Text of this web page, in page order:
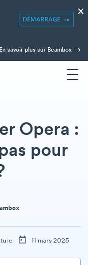
DÉMARRAGE
×
En savoir plus sur Beambox
Opera :
pour
11 mars 2025